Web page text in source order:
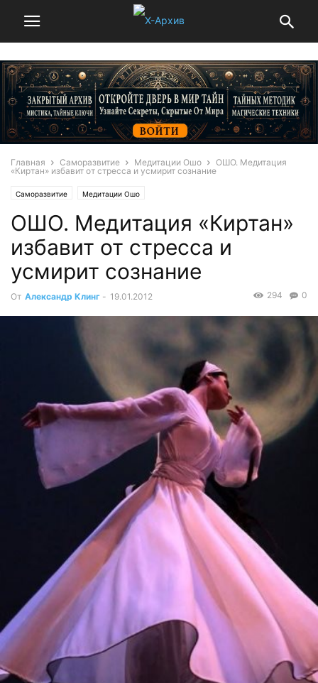
Главная Саморазвитие Медитации Ошо
ОШО. Медитация
«Киртан» избавит от стресса и усмирит сознание
Саморазвитие Медитации Ошо
ОШО. Медитация «Киртан»
избавит от стресса и
усмирит сознание
От Александр Клинг - 19.01.2012 0
294